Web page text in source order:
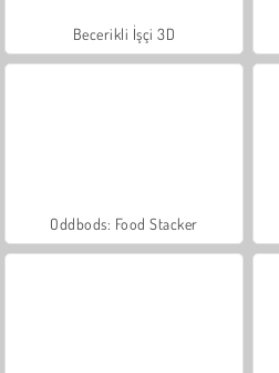
Becerikli İşçi 3D
Oddbods: Food Stacker